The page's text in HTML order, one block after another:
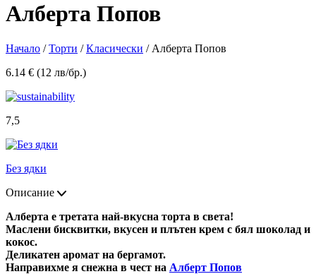
Алберта Попов
Начало /Торти /Класически / Алберта Попов
6.14 € (12 лв/бр.)
7,5
Без ядки
Описание
Алберта е третата най-вкусна торта в света!
Маслени бисквитки, вкусен и плътен крем с бял шоколад и
кокос.
Деликатен аромат на бергамот.
Направихме я снежна в чест на Алберт Попов